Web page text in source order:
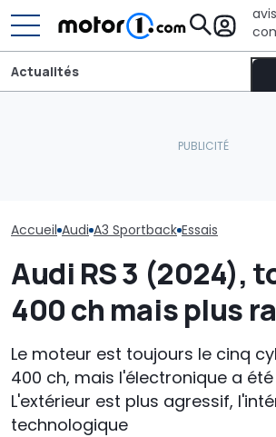
Actualités
Accueil Audi A3 Sportback Essais
Audi RS 3 (2024),
400 ch mais plus
Le moteur est toujours le cinq
400 ch, mais l'électronique a
L'extérieur est plus agressif,
technologique